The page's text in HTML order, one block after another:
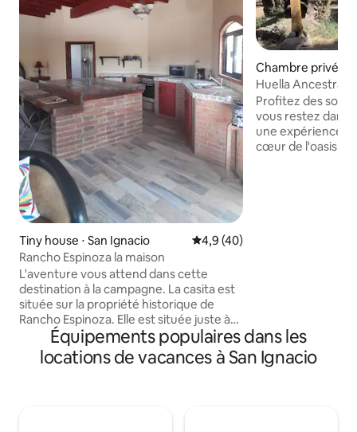
Tiny house ⋅ San Ignacio Évaluation moyenne sur la
4,9 (40)
Rancho Espinoza la maison
L'aventure vous attend dans cette
destination à la campagne. La casita est
située sur la propriété historique de
Rancho Espinoza. Elle est située juste à
côté de la Casa Adobe originale. Elle
dispose de sa propre cour privée avec
des sièges extérieurs et un barbecue à
Chambre privée ⋅
Huella Ancestral,
magnifique et
Profitez des sons
vous restez dans
une expérience
cœur de l'oasis de
Équipements populaires dans les
locations de vacances à San Ignacio